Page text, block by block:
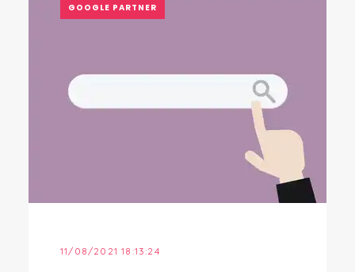
GOOGLE PARTNER
11/08/2021 18:13:24